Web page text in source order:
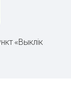
«Выклік